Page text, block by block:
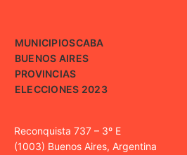
MUNICIPIOSCABA
BUENOS AIRES
PROVINCIAS
ELECCIONES 2023
Reconquista 737 – 3º E
(1003) Buenos Aires, Argentina